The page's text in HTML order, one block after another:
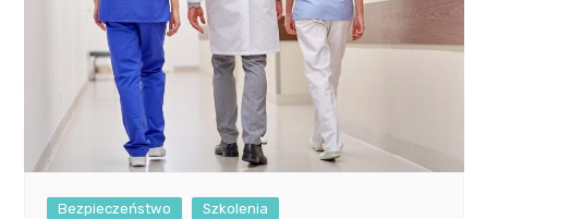
Bezpieczeństwo Szkolenia